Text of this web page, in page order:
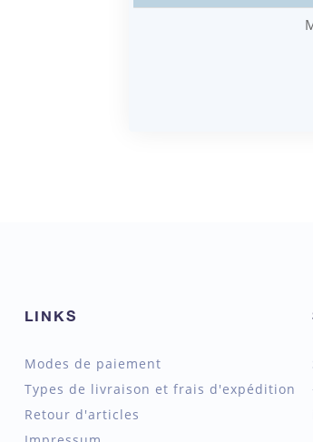
LINKS
Modes de paiement
Types de livraison et frais d'expédition
Retour d'articles